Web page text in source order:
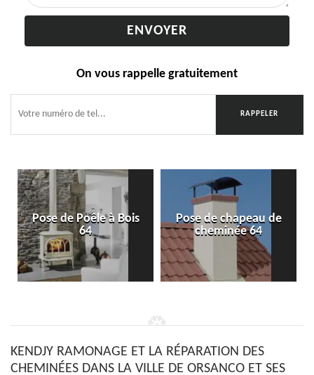
On vous rappelle gratuitement
Pose de Poêle à Bois
64
Pose de chapeau de
cheminée 64
KENDJY RAMONAGE ET LA RÉPARATION DES
CHEMINÉES DANS LA VILLE DE ORSANCO ET SES